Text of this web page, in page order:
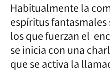
Habitualmente la
espíritus
los que fuerzan el
se inicia con una
que se activa la